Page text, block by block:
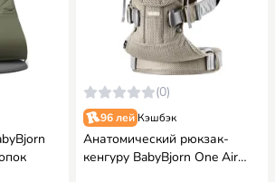
(0)
96 лей Кэшбэк
Анатомический рюкзак-
кенгуру BabyBjorn One Air